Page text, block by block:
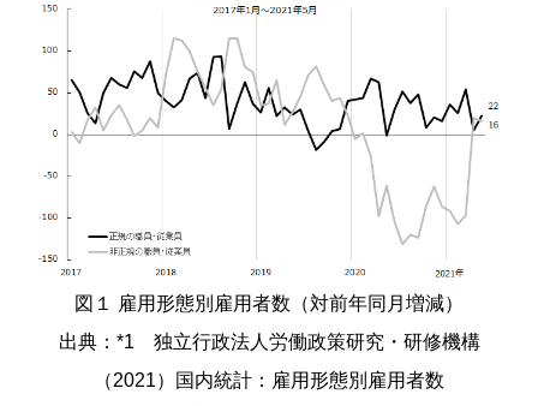
図１ 雇用形態別雇用者数（対前年同月増減）
出典：*1 独立行政法人労働政策研究・研修機構
（2021）国内統計：雇用形態別雇用者数